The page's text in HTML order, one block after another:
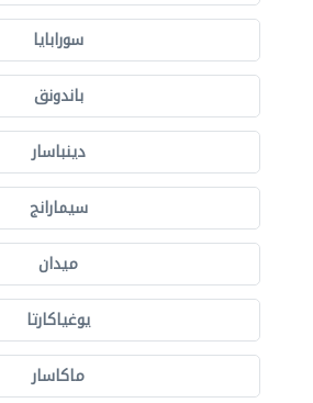
سورابايا
باندونق
دينباسار
سيمارانج
ميدان
يوغياكارتا
ماكاسار